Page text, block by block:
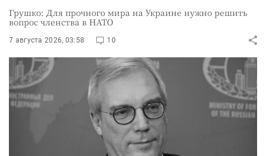
Грушко: Для прочного мира на Украине нужно решить
вопрос членства в НАТО
7 августа 2026, 03:58 10